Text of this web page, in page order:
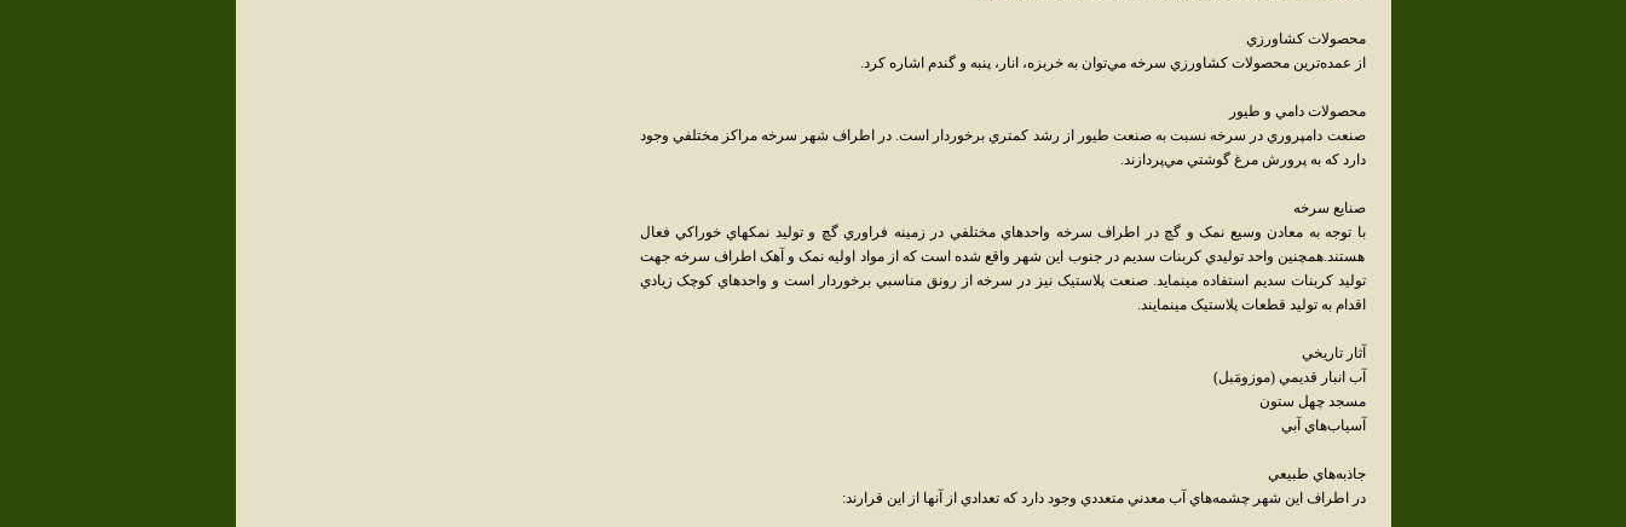
محصولات کشاورزي
از عمده‌ترين محصولات کشاورزي سرخه مي‌توان به خربزه، انار، پنبه و گندم اشاره کرد.
محصولات دامي و طيور
صنعت دامپروري در سرخه نسبت به صنعت طيور از رشد کمتري برخوردار است. در اطراف شهر سرخه مراکز مختلفي وجود
دارد که به پرورش مرغ گوشتي مي‌پردازند.
صنايع سرخه
با توجه به معادن وسيع نمک و گچ در اطراف سرخه واحدهاي مختلفي در زمينه فراوري گچ و توليد نمکهاي خوراکي فعال
هستند.همچنين واحد توليدي کربنات سديم در جنوب اين شهر واقع شده است که از مواد اوليه نمک و آهک اطراف سرخه جهت
توليد کربنات سديم استفاده مينمايد. صنعت پلاستيک نيز در سرخه از رونق مناسبي برخوردار است و واحدهاي کوچک زيادي
اقدام به توليد قطعات پلاستيک مينمايند.
آثار تاريخي
آب انبار قديمي (موزومَبل)
مسجد چهل ستون
آسياب‌هاي آبي
جاذبه‌هاي طبيعي
در اطراف اين شهر چشمه‌هاي آب معدني متعددي وجود دارد که تعدادي از آنها از اين قرارند: